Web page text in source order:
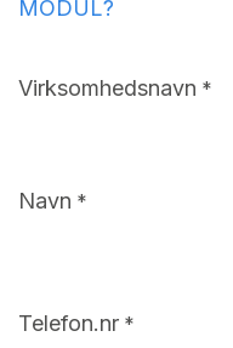
MODUL?
Virksomhedsnavn *
Navn *
Telefon.nr *